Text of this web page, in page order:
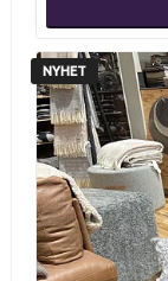
NYHET